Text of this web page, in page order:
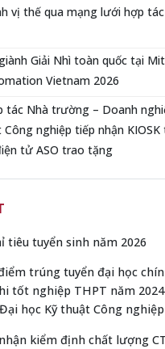
vị thế qua mạng lưới hợp
Giải Nhì toàn quốc tại
Vietnam 2026
tác Nhà trường – Doanh
nghiệp tiếp nhận
tử ASO trao tặng
tiêu tuyển sinh năm 2026
trúng tuyển đại học
tốt nghiệp THPT năm
học Kỹ thuật Công nghiệp
kiểm định chất lượng